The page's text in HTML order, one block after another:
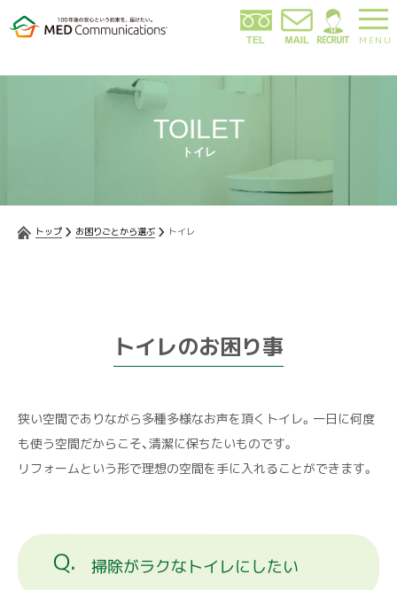
TOILET
トイレ
トップ お困りごとから選ぶ トイレ
トイレのお困り事
狭い空間でありながら多種多様なお声を頂くトイレ。一日に何度
も使う空間だからこそ、清潔に保ちたいものです。
リフォームという形で理想の空間を手に入れることができます。
掃除がラクなトイレにしたい
MENU